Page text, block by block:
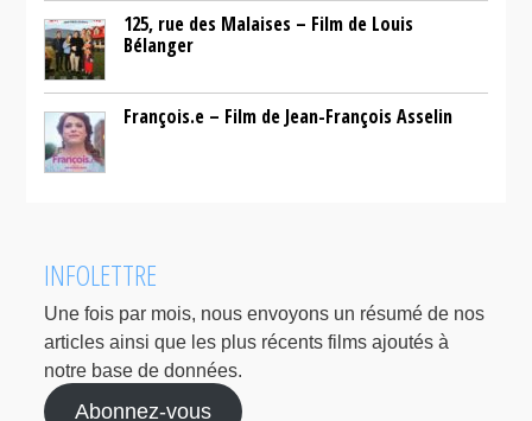
125, rue des Malaises – Film de Louis
Bélanger
François.e – Film de Jean-François Asselin
INFOLETTRE
Une fois par mois, nous envoyons un résumé de nos
articles ainsi que les plus récents films ajoutés à
notre base de données.
Abonnez-vous